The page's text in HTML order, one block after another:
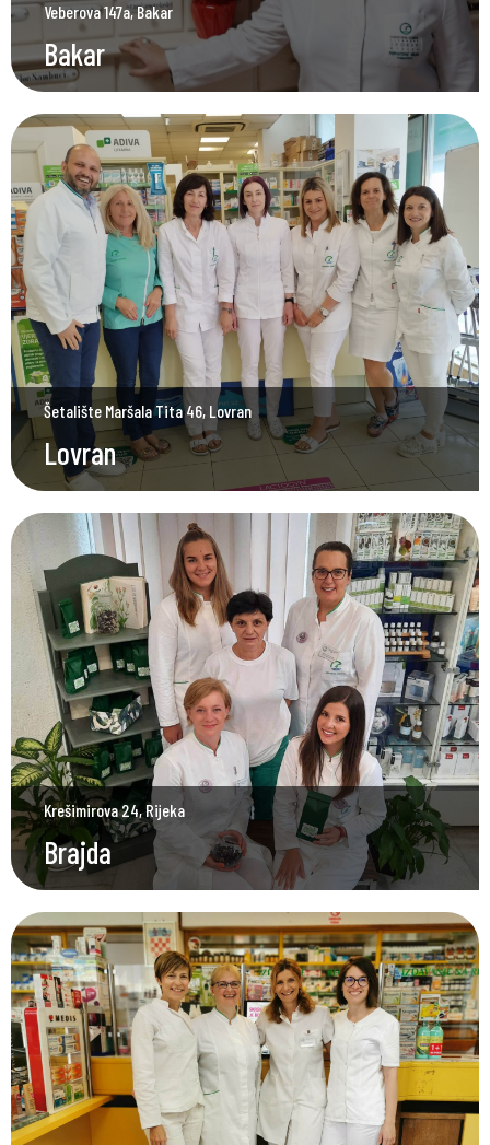
Veberova 147a, Bakar
Bakar
Šetalište Maršala Tita 46, Lovran
Lovran
Krešimirova 24, Rijeka
Brajda